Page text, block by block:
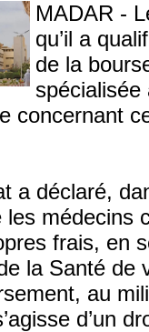
MADAR -
qu’il a
de la
spécialisée
concernant
a déclaré,
les médecins
frais, en
la Santé de
au
d’un